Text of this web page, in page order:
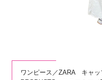
ワンピース／ZARA キャ